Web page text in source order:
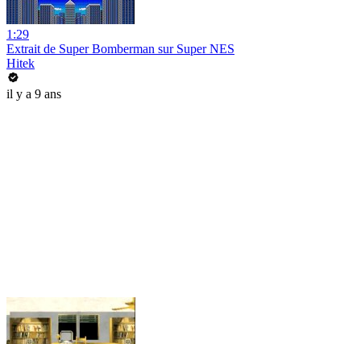
1:29
Extrait de Super Bomberman sur Super NES
Hitek
il y a 9 ans